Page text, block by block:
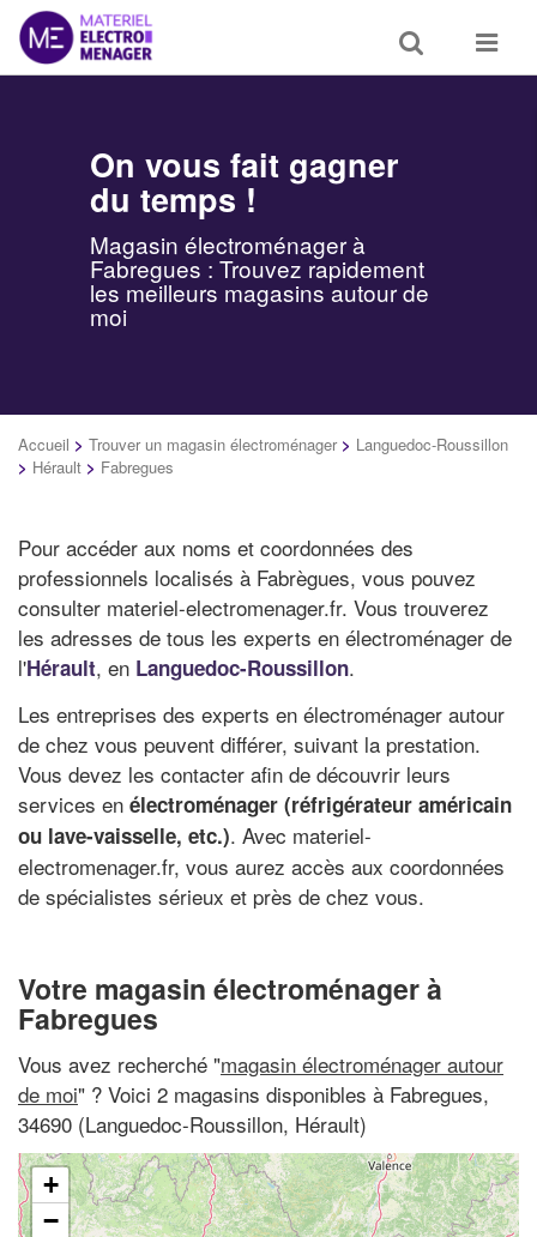
Toggle
search
Toggle
On vous fait gagner
du temps !
Magasin électroménager à
Fabregues : Trouvez rapidement
les meilleurs magasins autour de
moi
Accueil > Trouver un magasin électroménager > Languedoc-Roussillon
> Hérault > Fabregues
Pour accéder aux noms et coordonnées des
professionnels localisés à Fabrègues, vous pouvez
consulter materiel-electromenager.fr. Vous trouverez
les adresses de tous les experts en électroménager de
l'Hérault, en Languedoc-Roussillon.
Les entreprises des experts en électroménager autour
de chez vous peuvent différer, suivant la prestation.
Vous devez les contacter afin de découvrir leurs
services en électroménager (réfrigérateur américain
ou lave-vaisselle, etc.). Avec materiel-
electromenager.fr, vous aurez accès aux coordonnées
de spécialistes sérieux et près de chez vous.
Votre magasin électroménager à
Fabregues
Vous avez recherché "magasin électroménager autour
de moi" ? Voici 2 magasins disponibles à Fabregues,
34690 (Languedoc-Roussillon, Hérault)
+
−